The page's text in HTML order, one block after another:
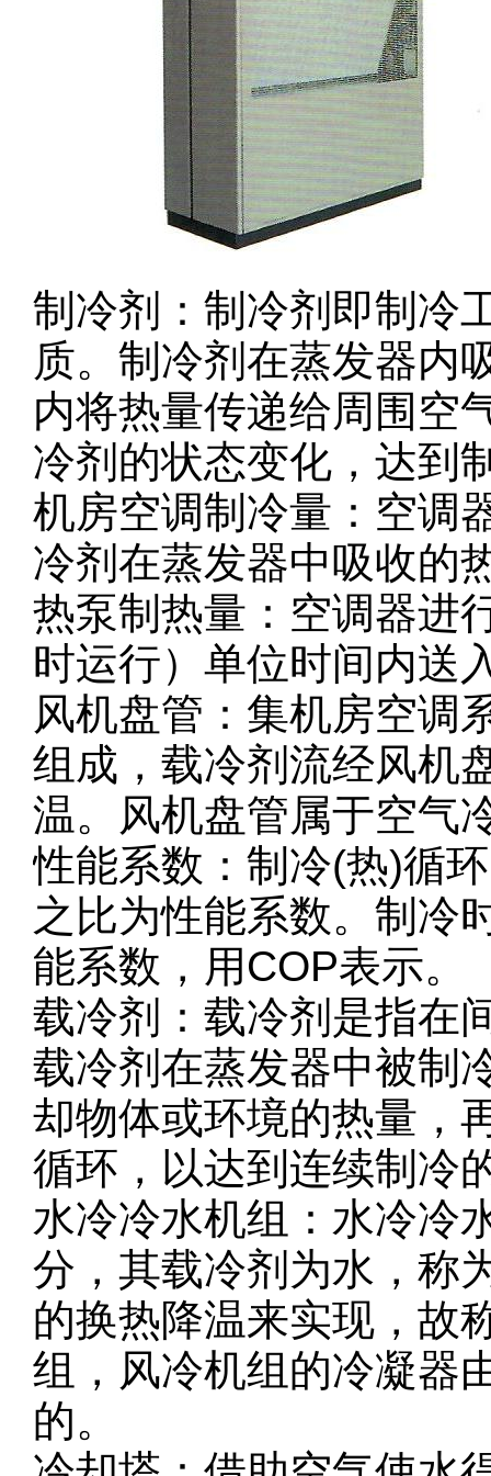
制冷剂：制冷剂即制冷
质。制冷剂在蒸发器内
内将热量传递给周围空
冷剂的状态变化，达到
机房空调制冷量：空调
冷剂在蒸发器中吸收的
热泵制热量：空调器进
时运行）单位时间内送
风机盘管：集机房空调
组成，载冷剂流经风机
温。风机盘管属于空气
性能系数：制冷(热)循
之比为性能系数。制冷
能系数，用COP表示。
载冷剂：载冷剂是指在
载冷剂在蒸发器中被制
却物体或环境的热量，
循环，以达到连续制冷
水冷冷水机组：水冷冷
分，其载冷剂为水，称
的换热降温来实现，故
组，风冷机组的冷凝器
的。